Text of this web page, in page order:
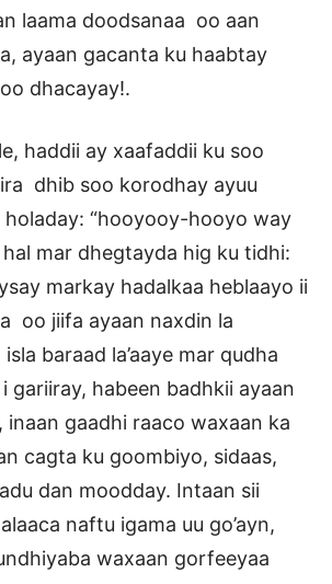
laama doodsanaa oo aan
ayaan gacanta ku haabtay
dhacayay!.
haddii ay xaafaddii ku soo
dhib soo korodhay ayuu
holaday: “hooyooy-hooyo way
hal mar dhegtayda hig ku tidhi:
markay hadalkaa heblaayo ii
oo jiifa ayaan naxdin la
baraad la’aaye mar qudha
gariiray, habeen badhkii ayaan
inaan gaadhi raaco waxaan ka
cagta ku goombiyo, sidaas,
dan moodday. Intaan sii
naftu igama uu go’ayn,
waxaan gorfeeyaa